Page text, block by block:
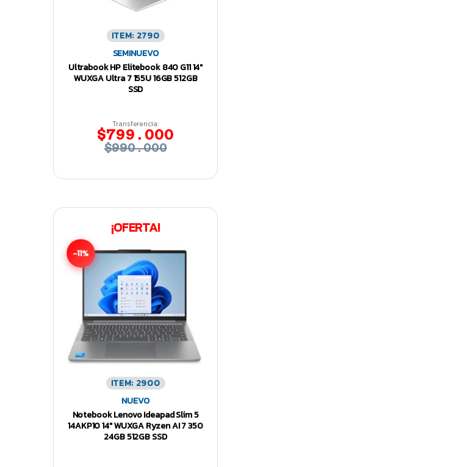
ITEM: 2790
SEMINUEVO
Ultrabook HP Elitebook 840 G11 14″
WUXGA Ultra 7 155U 16GB 512GB
SSD
Transferencia:
$799.000
$990.000
¡OFERTA!
-11%
ITEM: 2900
NUEVO
Notebook Lenovo Ideapad Slim 5
14AKP10 14″ WUXGA Ryzen AI 7 350
24GB 512GB SSD